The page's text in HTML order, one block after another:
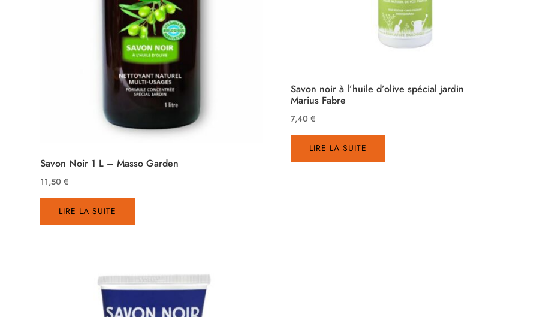
Savon Noir 1 L – Masso Garden
11,50€
LIRE LA SUITE
Savon noir à l’huile d’olive spécial jardin
Marius Fabre
7,40€
LIRE LA SUITE